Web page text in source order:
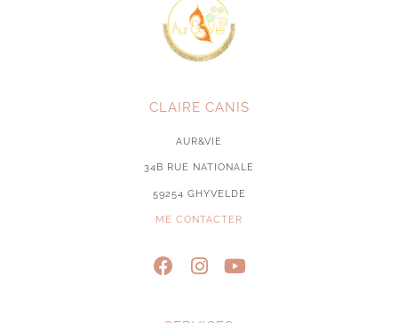
CLAIRE CANIS
AUR&VIE
34B RUE NATIONALE
59254 GHYVELDE
ME CONTACTER